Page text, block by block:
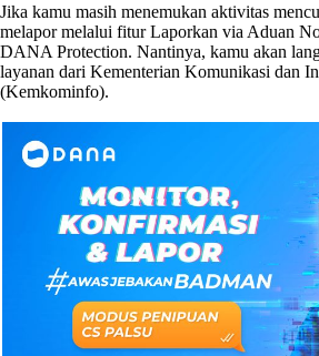
Jika kamu masih menemukan aktivitas
melapor melalui fitur Laporkan via Aduan
DANA Protection. Nantinya, kamu akan
layanan dari Kementerian Komunikasi dan
(Kemkominfo).